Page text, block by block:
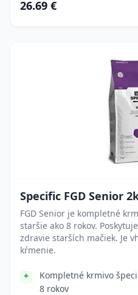
26.69 €
Specific FGD Senior
FGD Senior je kompletné
staršie ako 8 rokov.
zdravie starších mačiek. Je
kŕmenie.
Kompletné krmivo
8 rokov